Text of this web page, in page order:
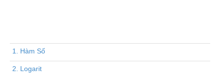
1. Hàm Số
2. Logarit